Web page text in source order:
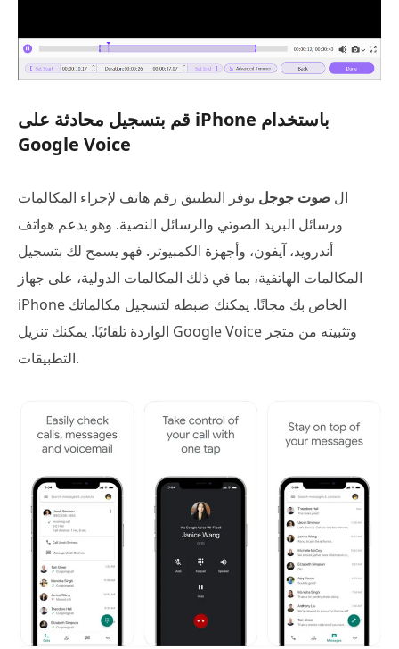
قم بتسجيل محادثة على iPhone باستخدام
Google Voice
ال صوت جوجل يوفر التطبيق رقم هاتف لإجراء المكالمات
ورسائل البريد الصوتي والرسائل النصية. وهو يدعم هواتف
أندرويد، آيفون، وأجهزة الكمبيوتر. فهو يسمح لك بتسجيل
المكالمات الهاتفية، بما في ذلك المكالمات الدولية، على جهاز
iPhone الخاص بك مجانًا. يمكنك ضبطه لتسجيل مكالماتك
الواردة تلقائيًا. يمكنك تنزيل Google Voice وتثبيته من متجر
التطبيقات.